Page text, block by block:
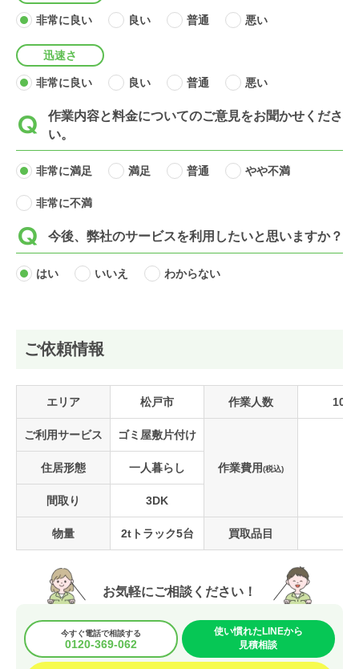
非常に良い 良い 普通 悪い
迅速さ
非常に良い 良い 普通 悪い
作業内容と料金についてのご意見をお聞かせくださ
い。
非常に満足 満足 普通 やや不満
非常に不満
今後、弊社のサービスを利用したいと思いますか？
はい いいえ わからない
ご依頼情報
エリア 松戸市 作業人数 10名
ご利用サービス ゴミ屋敷片付け
作業費用(税込)
住居形態 一人暮らし
間取り 3DK
物量 2tトラック5台 買取品目
お気軽にご相談ください！
今すぐ電話で相談する
0120-369-062
使い慣れたLINEから
見積相談